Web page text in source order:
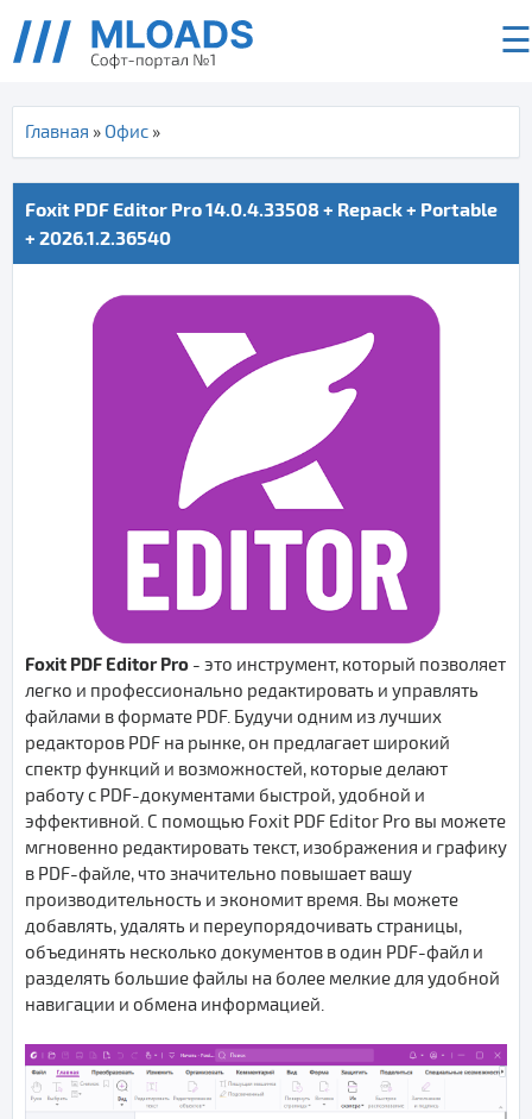
☰
Главная » Офис »
Foxit PDF Editor Pro 14.0.4.33508 + Repack + Portable
+ 2026.1.2.36540
Foxit PDF Editor Pro - это инструмент, который позволяет
легко и профессионально редактировать и управлять
файлами в формате PDF. Будучи одним из лучших
редакторов PDF на рынке, он предлагает широкий
спектр функций и возможностей, которые делают
работу с PDF-документами быстрой, удобной и
эффективной. С помощью Foxit PDF Editor Pro вы можете
мгновенно редактировать текст, изображения и графику
в PDF-файле, что значительно повышает вашу
производительность и экономит время. Вы можете
добавлять, удалять и переупорядочивать страницы,
объединять несколько документов в один PDF-файл и
разделять большие файлы на более мелкие для удобной
навигации и обмена информацией.